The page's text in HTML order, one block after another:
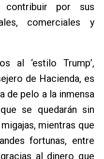
por sus
comerciales y
al ‘estilo Trump’,
de Hacienda, es
de pelo a la inmensa
se quedarán sin
mientras que
fortunas, entre
al dinero que